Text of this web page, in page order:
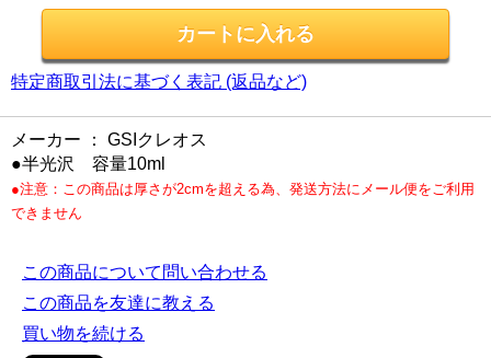
特定商取引法に基づく表記 (返品など)
メーカー ： GSIクレオス
●半光沢 容量10ml
●注意：この商品は厚さが2cmを超える為、発送方法にメール便をご利用
できません
この商品について問い合わせる
この商品を友達に教える
買い物を続ける